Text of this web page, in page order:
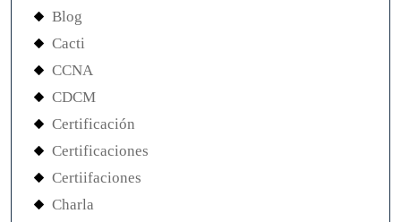
Blog
Cacti
CCNA
CDCM
Certificación
Certificaciones
Certiifaciones
Charla